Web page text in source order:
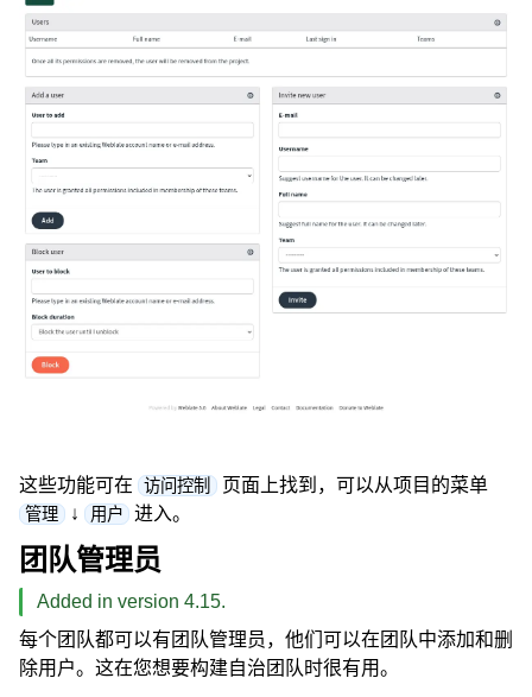
这些功能可在 访问控制 页面上找到，可以从项目的菜单
管理 ↓ 用户 进入。
团队管理员
Added in version 4.15.
每个团队都可以有团队管理员，他们可以在团队中添加和删
除用户。这在您想要构建自治团队时很有用。